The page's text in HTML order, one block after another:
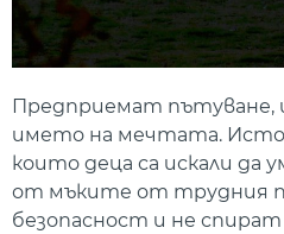
Предприемат пътуване,
името на мечтата.
които деца са искали да
от мъките от трудния
безопасност и не